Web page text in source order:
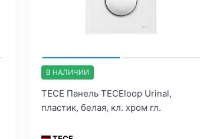
В НАЛИЧИИ
TECE Панель TECEloop Urinal,
пластик, белая, кл. хром гл.